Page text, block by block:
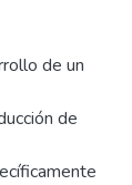
de un
de